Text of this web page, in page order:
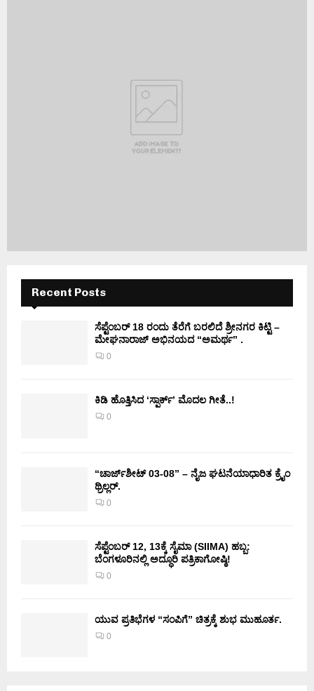
Recent Posts
ಸೆಪ್ಟೆಂಬರ್ 18 ರಂದು ತೆರೆಗೆ ಬರಲಿದೆ ಶ್ರೀನಗರ ಕಿಟ್ಟಿ –
ಮೇಘನಾರಾಜ್ ಅಭಿನಯದ “ಅಮರ್ಥ” .
0
ಕಿಡಿ‌‌ ಹೊತ್ತಿಸಿದ ‘ಸ್ಪಾರ್ಕ್’ ಮೊದಲ‌ ಗೀತೆ..!
0
“ಚಾರ್ಜ್‌ಶೀಟ್ 03-08” – ನೈಜ ಘಟನೆಯಾಧಾರಿತ ಕ್ರೈಂ
ಥ್ರಿಲ್ಲರ್.
0
ಸೆಪ್ಟೆಂಬರ್ 12, 13ಕ್ಕೆ ಸೈಮಾ (SIIMA) ಹಬ್ಬ:
ಬೆಂಗಳೂರಿನಲ್ಲಿ ಅದ್ಧೂರಿ ಪತ್ರಿಕಾಗೋಷ್ಠಿ!
0
ಯುವ ಪ್ರತಿಭೆಗಳ “ಸಂಪಿಗೆ” ಚಿತ್ರಕ್ಕೆ ಶುಭ ಮುಹೂರ್ತ.
0